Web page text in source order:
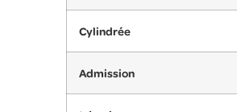
Cylindrée
Admission